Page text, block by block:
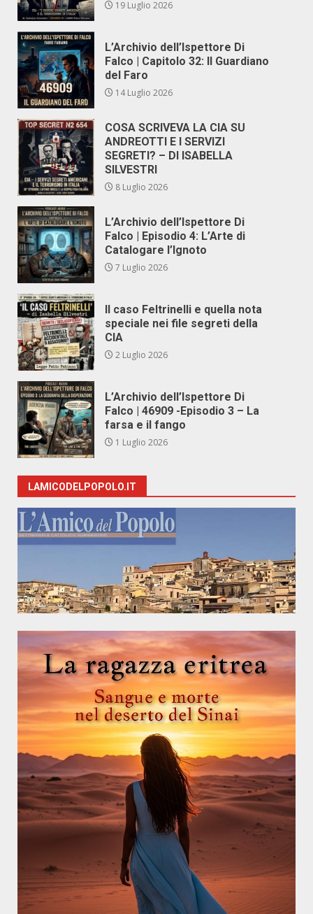
19 Luglio 2026
L’Archivio dell’Ispettore Di
Falco | Capitolo 32: Il Guardiano
del Faro
14 Luglio 2026
COSA SCRIVEVA LA CIA SU
ANDREOTTI E I SERVIZI
SEGRETI? – DI ISABELLA
SILVESTRI
8 Luglio 2026
L’Archivio dell’Ispettore Di
Falco | Episodio 4: L’Arte di
Catalogare l’Ignoto
7 Luglio 2026
Il caso Feltrinelli e quella nota
speciale nei file segreti della
CIA
2 Luglio 2026
L’Archivio dell’Ispettore Di
Falco | 46909 -Episodio 3 – La
farsa e il fango
1 Luglio 2026
LAMICODELPOPOLO.IT